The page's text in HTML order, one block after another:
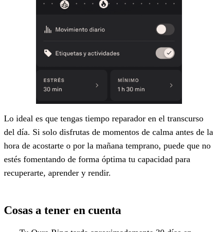
Lo ideal es que tengas tiempo reparador en el transcurso
del día. Si solo disfrutas de momentos de calma antes de la
hora de acostarte o por la mañana temprano, puede que no
estés fomentando de forma óptima tu capacidad para
recuperarte, aprender y rendir.
Cosas a tener en cuenta